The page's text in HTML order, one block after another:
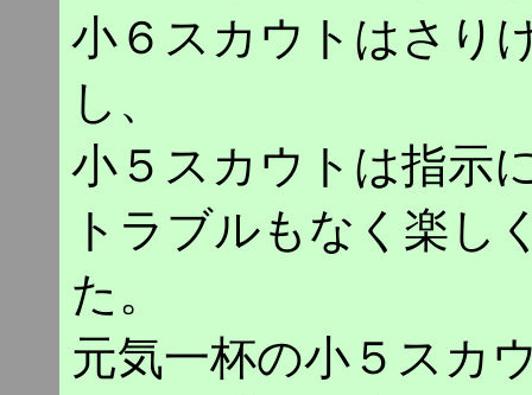
小６スカウトはさり
し、
小５スカウトは指示
トラブルもなく楽し
た。
元気一杯の小５スカ